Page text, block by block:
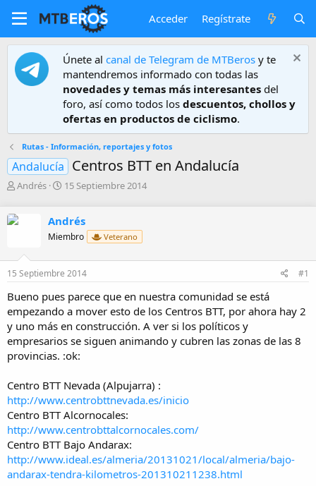
Acceder Regístrate
Únete al canal de Telegram de MTBeros y te
mantendremos informado con todas las
novedades y temas más interesantes del
foro, así como todos los descuentos, chollos y
ofertas en productos de ciclismo.
Rutas - Información, reportajes y fotos
Andalucía Centros BTT en Andalucía
A
o
Andrés
F
h
a
e
i
i
c
i
o
15 Septiembre 2014
Andrés
Miembro Veterano
15 Septiembre 2014 #1
Bueno pues parece que en nuestra comunidad se está
empezando a mover esto de los Centros BTT, por ahora hay 2
y uno más en construcción. A ver si los políticos y
empresarios se siguen animando y cubren las zonas de las 8
provincias. :ok:
Centro BTT Nevada (Alpujarra) :
http://www.centrobttnevada.es/inicio
Centro BTT Alcornocales:
http://www.centrobttalcornocales.com/
Centro BTT Bajo Andarax:
http://www.ideal.es/almeria/20131021/local/almeria/bajo-
andarax-tendra-kilometros-201310211238.html